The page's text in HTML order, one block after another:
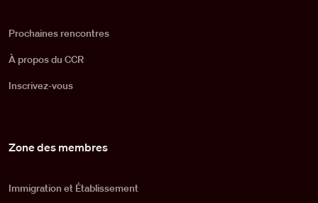
Prochaines rencontres
À propos du CCR
Inscrivez-vous
Zone des membres
Immigration et Établissement